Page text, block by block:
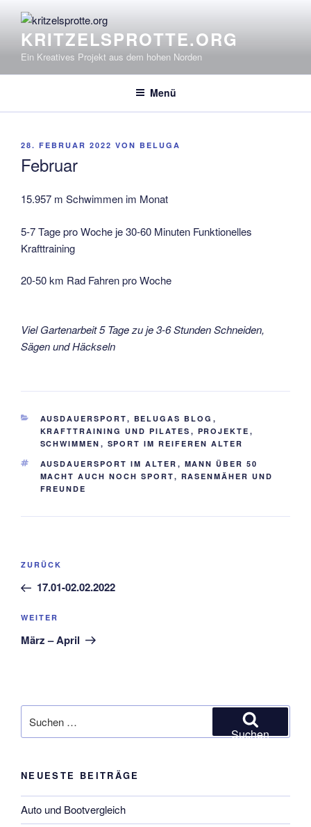
Inhalt
springenKRITZELSPROTTE.ORG
Ein Kreatives Projekt aus dem hohen Norden
Menü
VERÖFFENTLICHT
28. FEBRUAR 2022 VON BELUGA
Februar
15.957 m Schwimmen im Monat
5-7 Tage pro Woche je 30-60 Minuten Funktionelles
Krafttraining
20-50 km Rad Fahren pro Woche
Viel Gartenarbeit 5 Tage zu je 3-6 Stunden Schneiden,
Sägen und Häckseln
KATEGORIEN
AUSDAUERSPORT, BELUGAS BLOG ,
KRAFTTRAINING UND PILATES , PROJEKTE ,
SCHWIMMEN , SPORT IM REIFEREN ALTER
SCHLAGWÖRTER
AUSDAUERSPORT IM ALTER , MANN ÜBER 50
MACHT AUCH NOCH SPORT, RASENMÄHER UND
FREUNDE
Beitragsnavigation
Vorheriger
Beitrag
ZURÜCK
17.01-02.02.2022
Nächster
Beitrag
WEITER
März – April
nach:
Suchen
NEUESTE BEITRÄGE
Auto und Bootvergleich